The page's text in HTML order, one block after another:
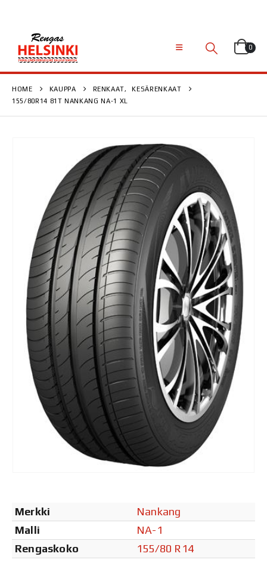
0
HOME KAUPPA RENKAAT,
KESÄRENKAAT
155/80R14 81T NANKANG NA-1 XL
Merkki
Nankang
Malli
NA-1
Rengaskoko
155/80 R14